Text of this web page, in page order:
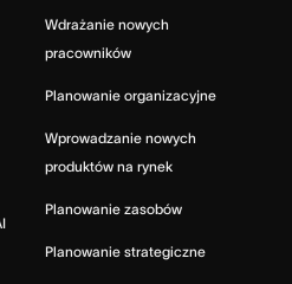
Wdrażanie nowych
pracowników
Planowanie organizacyjne
Wprowadzanie nowych
produktów na rynek
Planowanie zasobów
Planowanie strategiczne